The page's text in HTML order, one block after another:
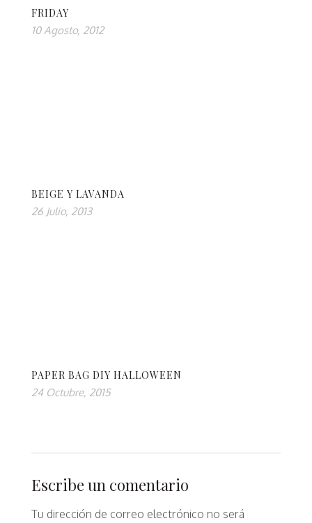
FRIDAY
10 Agosto, 2012
BEIGE Y LAVANDA
26 Julio, 2013
PAPER BAG DIY HALLOWEEN
24 Octubre, 2015
Escribe un comentario
Tu dirección de correo electrónico no será